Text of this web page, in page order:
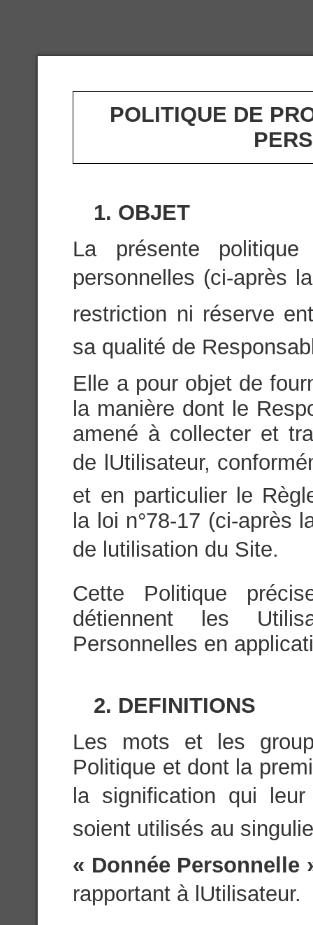
POLITIQUE DE
1. OBJET
La présente
personnelles (ci-après
restriction ni réserve
sa qualité de
Elle a pour objet de
la manière dont le
amené à collecter et
de lUtilisateur,
et en particulier le
la loi n°78-17 (ci-après
de lutilisation du Site.
Cette Politique
détiennent les
Personnelles en
2. DEFINITIONS
Les mots et les
Politique et dont la
la signification qui
soient utilisés au
« Donnée Personnelle
rapportant à lUtilisateur.